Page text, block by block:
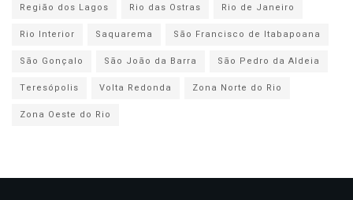
Região dos Lagos
Rio das Ostras
Rio de Janeiro
Rio Interior
Saquarema
São Francisco de Itabapoana
São Gonçalo
São João da Barra
São Pedro da Aldeia
Teresópolis
Volta Redonda
Zona Norte do Rio
Zona Oeste do Rio